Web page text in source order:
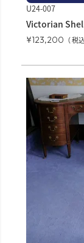
U24-007
Victorian
¥123,200 税